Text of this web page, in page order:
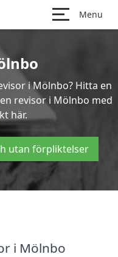
Menu
i Mölnbo? Hitta en
revisor i Mölnbo med
här.
utan förpliktelser
i Mölnbo